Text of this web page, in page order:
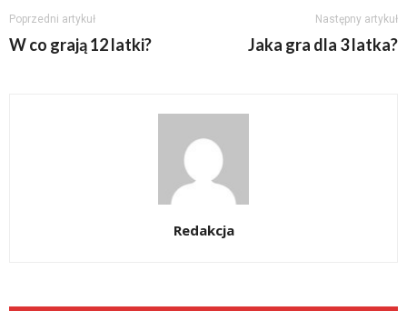
Poprzedni artykuł
W co grają 12 latki?
Następny artykuł
Jaka gra dla 3 latka?
Redakcja